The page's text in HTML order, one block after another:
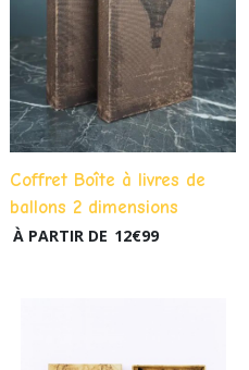
Coffret Boîte à livres de
ballons 2 dimensions
À PARTIR DE 12€99